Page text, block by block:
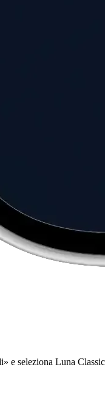
e seleziona Luna Classic